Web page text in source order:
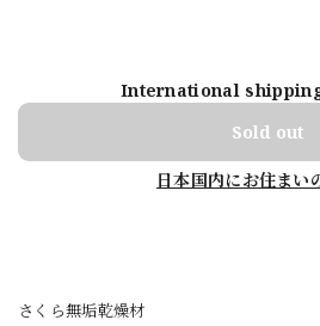
International
Sold out
日本国内にお住まい
さくら無垢乾燥材